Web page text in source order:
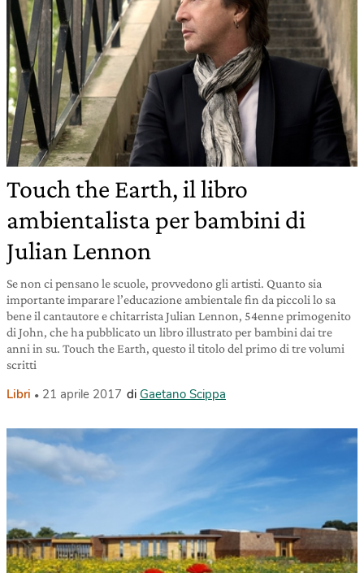
Touch the Earth, il libro
ambientalista per bambini di
Julian Lennon
Se non ci pensano le scuole, provvedono gli artisti. Quanto sia
importante imparare l’educazione ambientale fin da piccoli lo sa
bene il cantautore e chitarrista Julian Lennon, 54enne primogenito
di John, che ha pubblicato un libro illustrato per bambini dai tre
anni in su. Touch the Earth, questo il titolo del primo di tre volumi
scritti
Libri 21 aprile 2017 di Gaetano Scippa